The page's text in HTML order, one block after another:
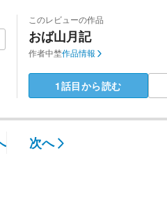
このレビューの作品
おば山月記
作者中埜作品情報
1話目から読む
次へ